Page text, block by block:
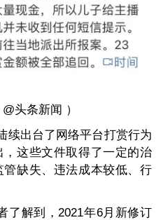
头条新闻 ）
出台了网络平台打赏行为
这些文件取得了一定的治
缺失、违法成本较低、行
解到，2021年6月新修订